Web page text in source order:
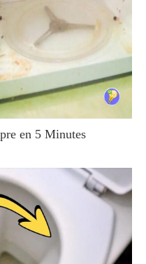
en 5 Minutes